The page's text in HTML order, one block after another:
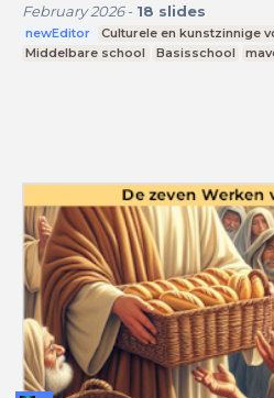
February 2026- 18 slides
newEditor Culturele en kunstzinnige
Middelbare school
Basisschool